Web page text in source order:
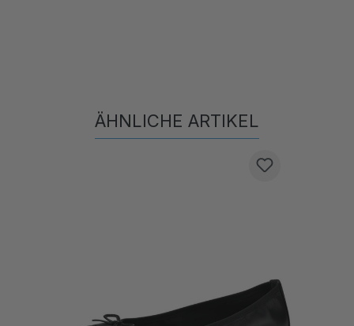
Produktgalerie überspringen